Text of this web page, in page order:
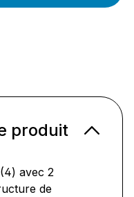
produit
avec 2
de